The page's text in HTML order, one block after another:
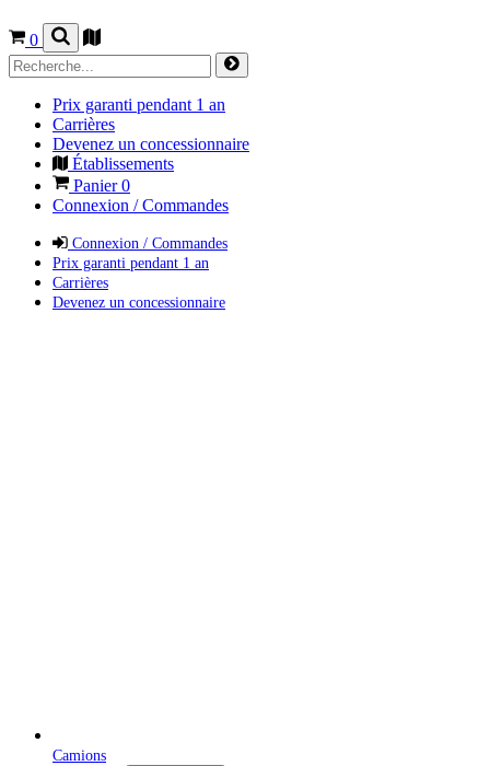
0
Prix garanti pendant 1 an
Carrières
Devenez un concessionnaire
Établissements
Panier0
Connexion / Commandes
Connexion / Commandes
Prix garanti pendant 1 an
Carrières
Devenez un concessionnaire
Camions